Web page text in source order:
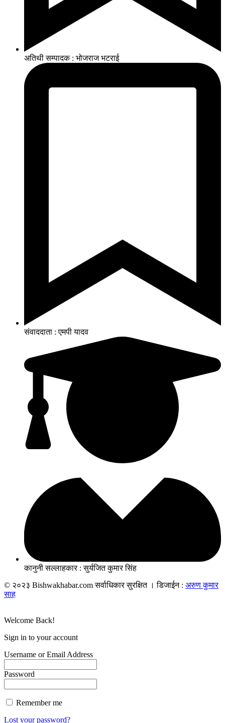
अतिथी सम्पादक : भोजराज भटराई
संवाददाता : एमपी यादव
कानुनी सल्लाहकार : सुर्यजित कुमार सिंह
© २०२३ Bishwakhabar.com सर्वाधिकार सुरक्षित । डिजाईन : अरुण कुमार
साह
Welcome Back!
Sign in to your account
Username or Email Address
Password
Remember me
Lost your password?